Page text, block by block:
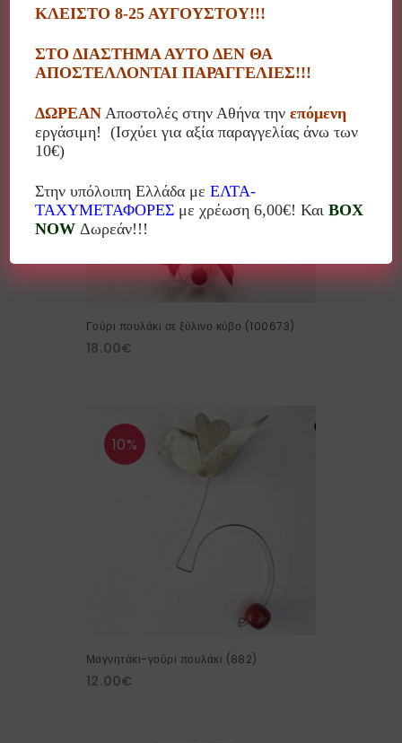
18.00€
10%
Γούρι πουλάκι σε ξύλινο κύβο (100673)
18.00€
10%
Μαγνητάκι-γούρι πουλάκι (882)
12.00€
ΚΛΕΙΣΤΟ 8-25 ΑΥΓΟΥΣΤΟΥ!!!
ΣΤΟ ΔΙΑΣΤΗΜΑ ΑΥΤΟ ΔΕΝ ΘΑ
ΑΠΟΣΤΕΛΛΟΝΤΑΙ ΠΑΡΑΓΓΕΛΙΕΣ!!!
ΔΩΡΕΑΝ Αποστολές στην Αθήνα τηνεπόμενη
εργάσιμη! (Ισχύει για αξία παραγγελίας άνω των
10€)
Στην υπόλοιπη Ελλάδα μεΕΛΤΑ-
ΤΑΧΥΜΕΤΑΦΟΡΕΣ με χρέωση 6,00€! ΚαιBOX
NOW Δωρεάν!!!